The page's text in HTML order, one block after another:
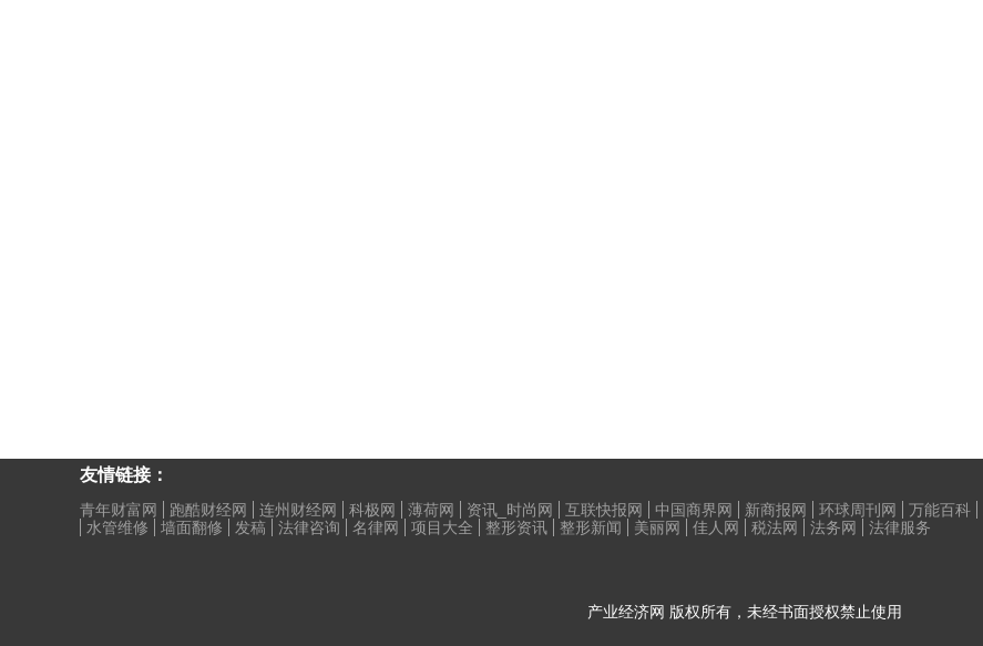
友情链接：
青年财富网 跑酷财经网 连州财经网 科极网 薄荷网 资讯_时尚网 互联快报网 中国商界网 新商报网 环球周刊网 万能百科
水管维修
墙面翻修 发稿 法律咨询 名律网 项目大全 整形资讯 整形新闻 美丽网 佳人网 税法网 法务网
法律服务
产业经济网 版权所有，未经书面授权禁止使用